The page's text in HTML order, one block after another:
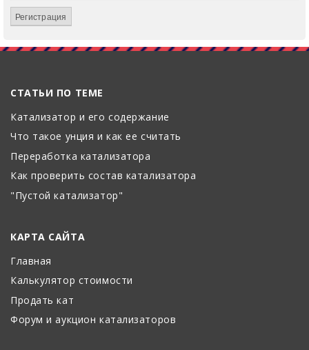
Регистрация
СТАТЬИ ПО ТЕМЕ
Катализатор и его содержание
Что такое унция и как ее считать
Переработка катализатора
Как проверить состав катализатора
"Пустой катализатор"
КАРТА САЙТА
Главная
Калькулятор стоимости
Продать кат
Форум и аукцион катализаторов